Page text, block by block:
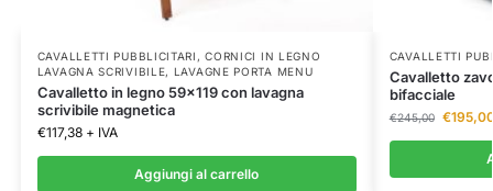
CAVALLETTI PUBBLICITARI ,CORNICI IN LEGNO
LAVAGNA SCRIVIBILE, LAVAGNE PORTA MENU
Cavalletto in legno 59×119 con lavagna
scrivibile magnetica
€117,38 + IVA
Aggiungi al carrello
CAVALLETTI
Cavalletto
bifacciale
€245,00 €